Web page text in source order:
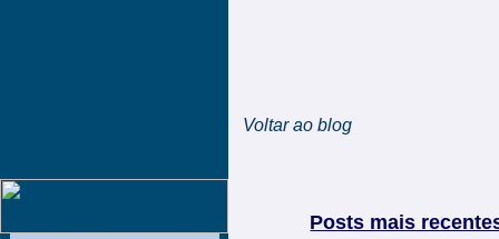
Voltar ao blog
Posts mais